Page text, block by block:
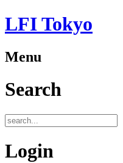
LFI Tokyo
Menu
Search
Login